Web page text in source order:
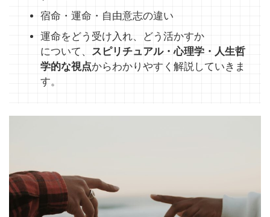
宿命・運命・自由意志の違い
運命をどう受け入れ、どう活かすか
について、
スピリチュアル・心理学・人生哲
学的な視点からわかりやすく解説していきま
す。